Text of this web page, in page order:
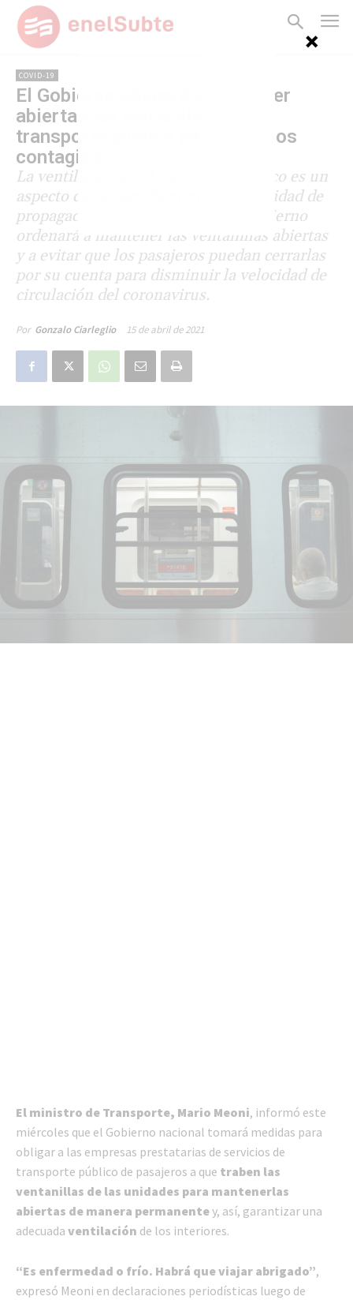
COVID-19
El Gobierno obligará a mantener
abiertas las ventanillas del
transporte público para bajar los
contagios
La ventilación en el transporte público es un
aspecto clave para disminuir la velocidad de
propagación del coronavirus. El Gobierno
ordenará a mantener las ventanillas abiertas
y a evitar que los pasajeros puedan cerrarlas
por su cuenta para disminuir la velocidad de
circulación del coronavirus.
Por Gonzalo Ciarleglio 15 de abril de 2021
El ministro de Transporte, Mario Meoni, informó este
miércoles que el Gobierno nacional tomará medidas para
obligar a las empresas prestatarias de servicios de
transporte público de pasajeros a que traben las
ventanillas de las unidades para mantenerlas
abiertas de manera permanentey, así, garantizar una
adecuada ventilación de los interiores.
“Es enfermedad o frío. Habrá que viajar abrigado”,
expresó Meoni en declaraciones periodísticas luego de